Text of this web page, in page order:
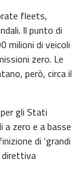
fleets,
Il punto di
milioni di veicoli
zero. Le
però, circa il
gli Stati
a zero e a basse
di ‘grandi
direttiva